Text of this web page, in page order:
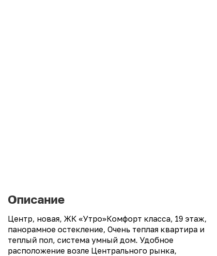
Описание
Центр, новая, ЖК «Утро»Комфорт класса, 19 этаж,
панорамное остекление, Очень теплая квартира и
теплый пол, система умный дом. Удобное
расположение возле Центрального рынка,